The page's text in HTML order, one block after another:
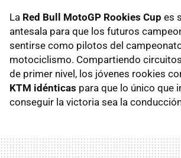
La Red Bull MotoGP Rookies Cup es
antesala para que los futuros
sentirse como pilotos del
motociclismo. Compartiendo
de primer nivel, los jóvenes rookies
KTM idénticas para que lo único que
conseguir la victoria sea la